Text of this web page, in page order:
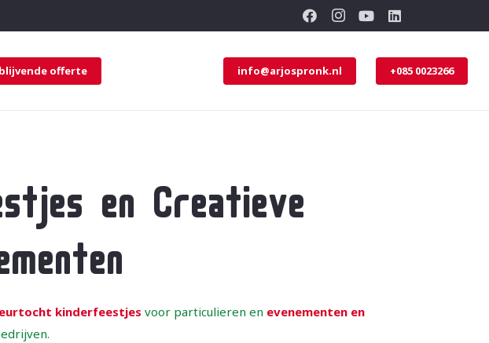
offerte info@arjospronk.nl +085 0023266
en Creatieve
kinderfeestjes voor particulieren en evenementen en